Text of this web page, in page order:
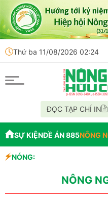
Thứ ba 11/08/2026 02:24
ĐỌC TẠP CHÍ IN
SỰ KIỆNĐỀ ÁN 885NÔNG
NÓNG:
NÔNG